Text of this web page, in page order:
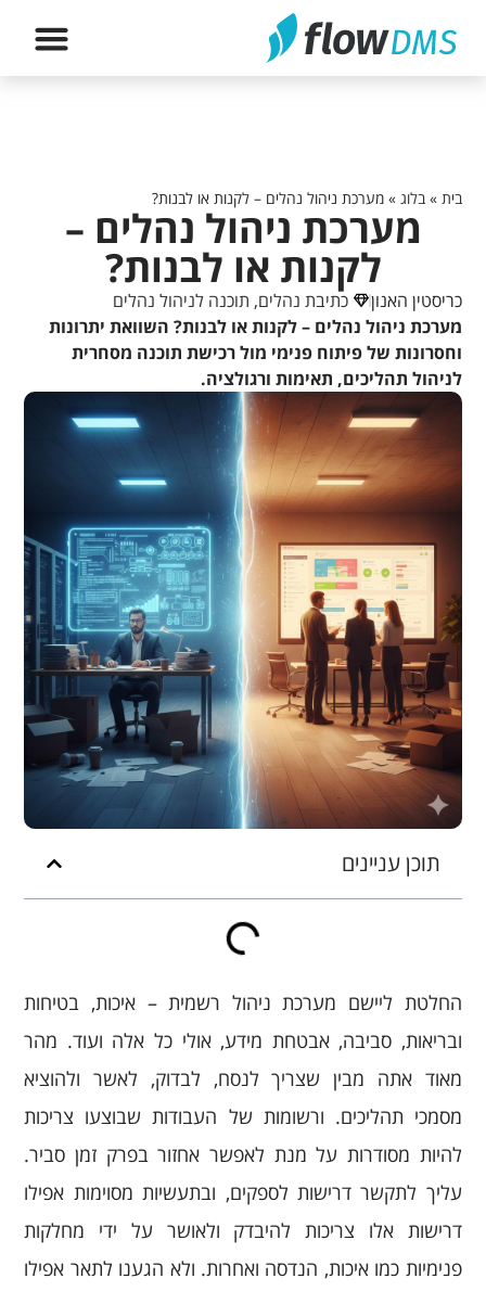
בית »בלוג »מערכת ניהול נהלים – לקנות או לבנות?
מערכת ניהול נהלים –
לקנות או לבנות?
כריסטין האנון כתיבת נהלים, תוכנה לניהול נהלים
מערכת ניהול נהלים – לקנות או לבנות? השוואת יתרונות
וחסרונות של פיתוח פנימי מול רכישת תוכנה מסחרית
לניהול תהליכים, תאימות ורגולציה.
תוכן עניינים
החלטת ליישם מערכת ניהול רשמית – איכות, בטיחות
ובריאות, סביבה, אבטחת מידע, אולי כל אלה ועוד. מהר
מאוד אתה מבין שצריך לנסח, לבדוק, לאשר ולהוציא
מסמכי תהליכים. ורשומות של העבודות שבוצעו צריכות
להיות מסודרות על מנת לאפשר אחזור בפרק זמן סביר.
עליך לתקשר דרישות לספקים, ובתעשיות מסוימות אפילו
דרישות אלו צריכות להיבדק ולאושר על ידי מחלקות
פנימיות כמו איכות, הנדסה ואחרות. ולא הגענו לתאר אפילו